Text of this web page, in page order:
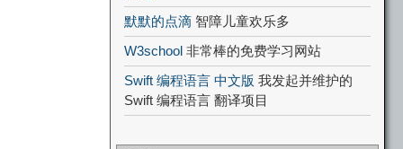
默默的点滴 智障儿童欢乐多
W3school 非常棒的免费学习网站
Swift 编程语言 中文版 我发起并维护的
Swift 编程语言 翻译项目